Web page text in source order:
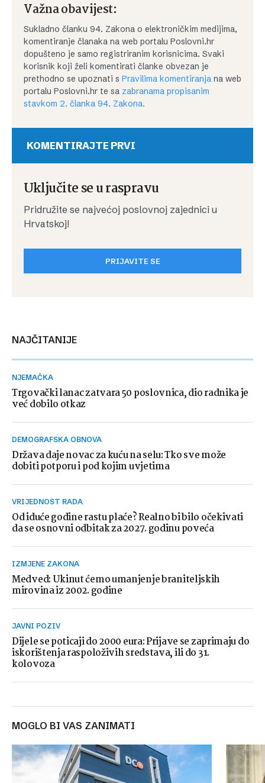
Važna obavijest:
Sukladno članku 94. Zakona o elektroničkim medijima,
komentiranje članaka na web portalu Poslovni.hr
dopušteno je samo registriranim korisnicima. Svaki
korisnik koji želi komentirati članke obvezan je
prethodno se upoznati s Pravilima komentiranja na web
portalu Poslovni.hr te sa zabranama propisanim
stavkom 2. članka 94. Zakona.
KOMENTIRAJTE PRVI
Uključite se u raspravu
Pridružite se najvećoj poslovnoj zajednici u
Hrvatskoj!
PRIJAVITE SE
NAJČITANIJE
NJEMAČKA
Trgovački lanac zatvara 50 poslovnica, dio radnika je
već dobilo otkaz
DEMOGRAFSKA OBNOVA
Država daje novac za kuću na selu: Tko sve može
dobiti potporu i pod kojim uvjetima
VRIJEDNOST RADA
Od iduće godine rastu plaće? Realno bi bilo očekivati
da se osnovni odbitak za 2027. godinu poveća
IZMJENE ZAKONA
Medved: Ukinut ćemo umanjenje braniteljskih
mirovina iz 2002. godine
JAVNI POZIV
Dijele se poticaji do 2000 eura: Prijave se zaprimaju do
iskorištenja raspoloživih sredstava, ili do 31.
kolovoza
MOGLO BI VAS ZANIMATI